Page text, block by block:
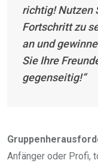
richtig! Nutzen
Fortschritt zu
an und
Sie Ihre
gegenseitig!“
Anfänger oder Profi,